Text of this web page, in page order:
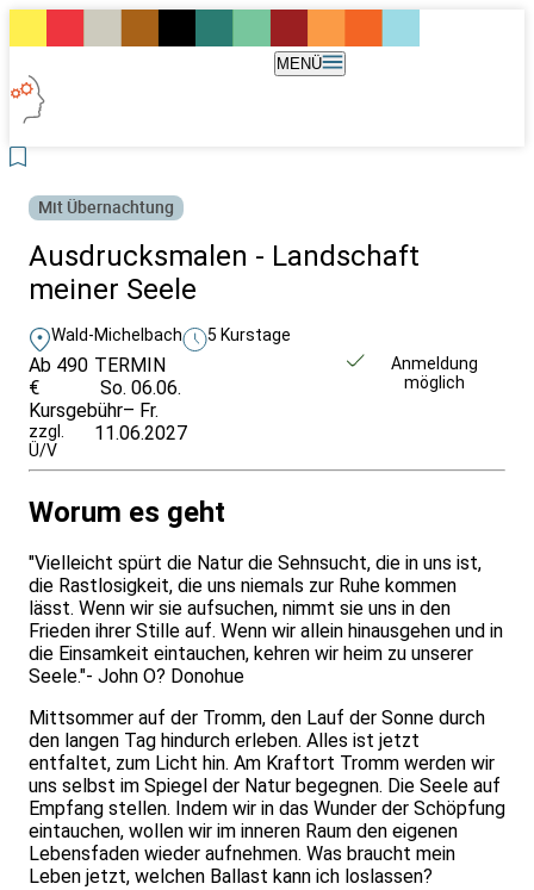
MENÜ
Mit Übernachtung
Ausdrucksmalen - Landschaft
meiner Seele
Wald-Michelbach 5 Kurstage
Ab 490
€
Kursgebühr
zzgl.
Ü/V
TERMIN
So. 06.06.
– Fr.
11.06.2027
Anmeldung
möglich
Worum es geht
"Vielleicht spürt die Natur die Sehnsucht, die in uns ist,
die Rastlosigkeit, die uns niemals zur Ruhe kommen
lässt. Wenn wir sie aufsuchen, nimmt sie uns in den
Frieden ihrer Stille auf. Wenn wir allein hinausgehen und in
die Einsamkeit eintauchen, kehren wir heim zu unserer
Seele."- John O? Donohue
Mittsommer auf der Tromm, den Lauf der Sonne durch
den langen Tag hindurch erleben. Alles ist jetzt
entfaltet, zum Licht hin. Am Kraftort Tromm werden wir
uns selbst im Spiegel der Natur begegnen. Die Seele auf
Empfang stellen. Indem wir in das Wunder der Schöpfung
eintauchen, wollen wir im inneren Raum den eigenen
Lebensfaden wieder aufnehmen. Was braucht mein
Leben jetzt, welchen Ballast kann ich loslassen?